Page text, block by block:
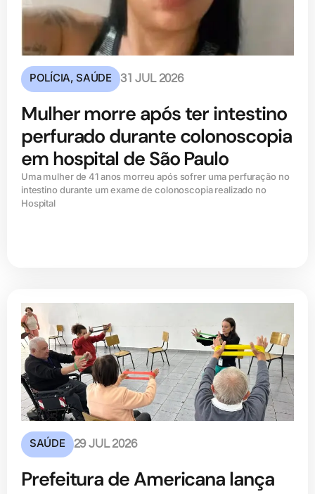
POLÍCIA,SAÚDE 31 JUL 2026
Mulher morre após ter intestino
perfurado durante colonoscopia
em hospital de São Paulo
Uma mulher de 41 anos morreu após sofrer uma perfuração no
intestino durante um exame de colonoscopia realizado no
Hospital
SAÚDE 29 JUL 2026
Prefeitura de Americana lança